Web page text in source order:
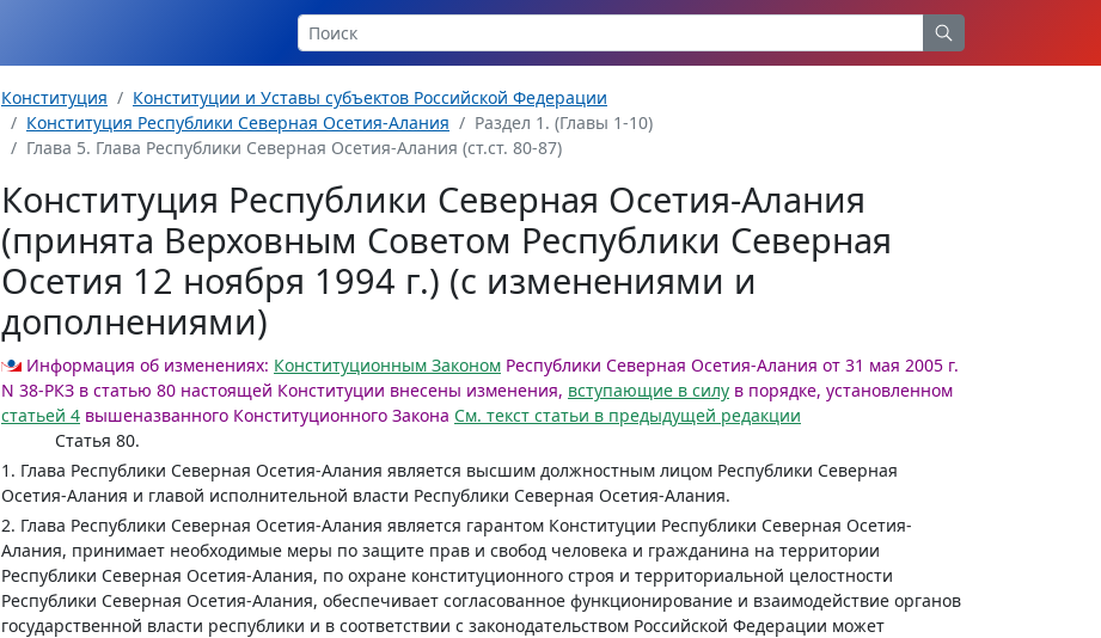
Конституция
Конституции и Уставы субъектов Российской Федерации
Конституция Республики Северная Осетия-Алания
Раздел 1. (Главы 1-10)
Глава 5. Глава Республики Северная Осетия-Алания (ст.ст. 80-87)
Конституция Республики Северная Осетия-Алания
(принята Верховным Советом Республики Северная
Осетия 12 ноября 1994 г.) (с изменениями и
дополнениями)
Информация об изменениях: Конституционным Законом Республики Северная Осетия-Алания от 31 мая 2005 г.
N 38-РКЗ в статью 80 настоящей Конституции внесены изменения, вступающие в силу в порядке, установленном
статьей 4 вышеназванного Конституционного Закона См. текст статьи в предыдущей редакции
Статья 80.
1. Глава Республики Северная Осетия-Алания является высшим должностным лицом Республики Северная
Осетия-Алания и главой исполнительной власти Республики Северная Осетия-Алания.
2. Глава Республики Северная Осетия-Алания является гарантом Конституции Республики Северная Осетия-
Алания, принимает необходимые меры по защите прав и свобод человека и гражданина на территории
Республики Северная Осетия-Алания, по охране конституционного строя и территориальной целостности
Республики Северная Осетия-Алания, обеспечивает согласованное функционирование и взаимодействие органов
государственной власти республики и в соответствии с законодательством Российской Федерации может